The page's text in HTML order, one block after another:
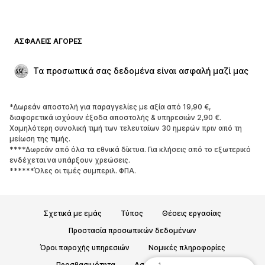
Περιστάσεις
Aποκλειστικά
ΠΑΠΟΎΤΣΙΑ
ΝΕΑ
Trending
Sneakers
Μποτάκια
Γόβες και ψηλοτάκουνα
Παντόφλες
Αποκλειστικά
ΑΣΦΑΛΕΊΣ ΑΓΟΡΈΣ
Τα προσωπικά σας δεδομένα είναι ασφαλή μαζί μας
*Δωρεάν αποστολή για παραγγελίες με αξία από 19,90 €,
διαφορετικά ισχύουν έξοδα αποστολής & υπηρεσιών 2,90 €.
Χαμηλότερη συνολική τιμή των τελευταίων 30 ημερών πριν από τη
μείωση της τιμής.
****Δωρεάν από όλα τα εθνικά δίκτυα. Για κλήσεις από το εξωτερικό
ενδέχεται να υπάρξουν χρεώσεις.
******Όλες οι τιμές συμπεριλ. ΦΠΑ.
Σχετικά με εμάς Τύπος
Θέσεις εργασίας
Προστασία προσωπικών δεδομένων
Όροι παροχής υπηρεσιών
Νομικές πληροφορίες